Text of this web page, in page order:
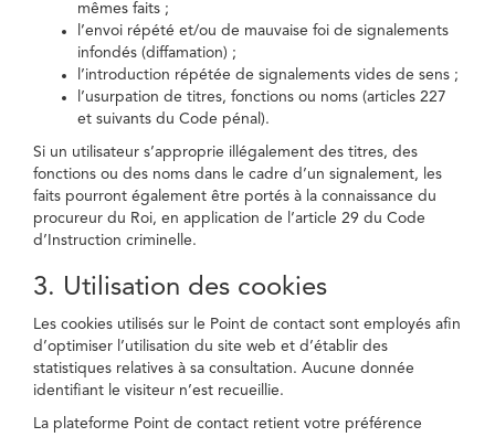
mêmes faits ;
l’envoi répété et/ou de mauvaise foi de signalements
infondés (diffamation) ;
l’introduction répétée de signalements vides de sens ;
l’usurpation de titres, fonctions ou noms (articles 227
et suivants du Code pénal).
Si un utilisateur s’approprie illégalement des titres, des
fonctions ou des noms dans le cadre d’un signalement, les
faits pourront également être portés à la connaissance du
procureur du Roi, en application de l’article 29 du Code
d’Instruction criminelle.
3. Utilisation des cookies
Les cookies utilisés sur le Point de contact sont employés afin
d’optimiser l’utilisation du site web et d’établir des
statistiques relatives à sa consultation. Aucune donnée
identifiant le visiteur n’est recueillie.
La plateforme Point de contact retient votre préférence